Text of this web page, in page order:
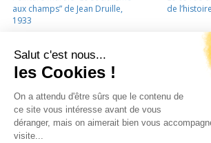
aux champs” de Jean Druille,
1933
de
LA CINÉMATHÈQUE · CONTACTS · LETTRE
PARTENAIRES
MENTIONS